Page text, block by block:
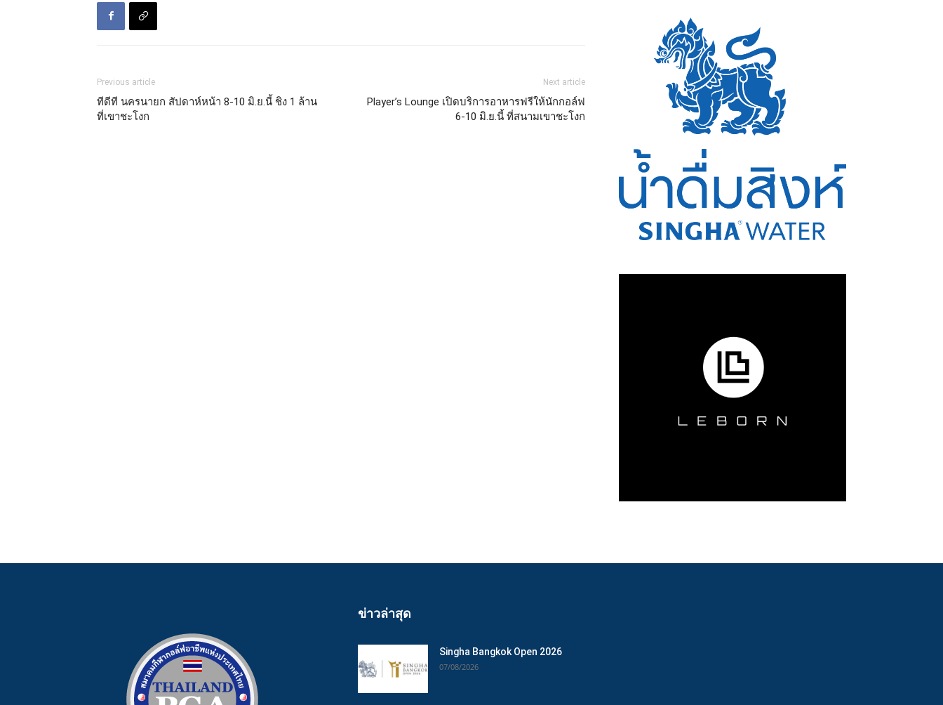
Previous article
ทีดีที นครนายก สัปดาห์หน้า 8-10 มิ.ย.นี้ ชิง 1 ล้าน
ที่เขาชะโงก
Next article
Player’s Lounge เปิดบริการอาหารฟรีให้นักกอล์ฟ
6-10 มิ.ย.นี้ ที่สนามเขาชะโงก
ข่าวล่าสุด
Singha Bangkok Open 2026
07/08/2026